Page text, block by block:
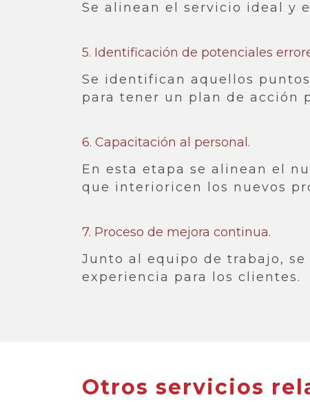
Se alinean el servicio ideal y
5. Identificación de potenciales
Se identifican aquellos
para tener un plan de acción
6. Capacitación al personal.​
En esta etapa se alinean el
que interioricen los nuevos
7. Proceso de mejora continua.​
Junto al equipo de trabajo,
experiencia para los clientes.
Otros servicios